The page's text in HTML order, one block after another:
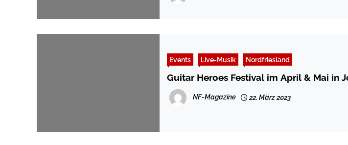
Events Live-Musik Nordfriesland
Guitar Heroes Festival im April & Mai in
NF-Magazine 22. März 2023